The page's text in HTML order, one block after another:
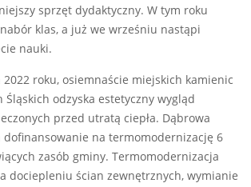
sprzęt dydaktyczny. W tym roku
klas, a już we wrześniu nastąpi
nauki.
roku, osiemnaście miejskich kamienic
Śląskich odzyska estetyczny wygląd
przed utratą ciepła. Dąbrowa
dofinansowanie na termomodernizację 6
zasób gminy. Termomodernizacja
dociepleniu ścian zewnętrznych, wymianie